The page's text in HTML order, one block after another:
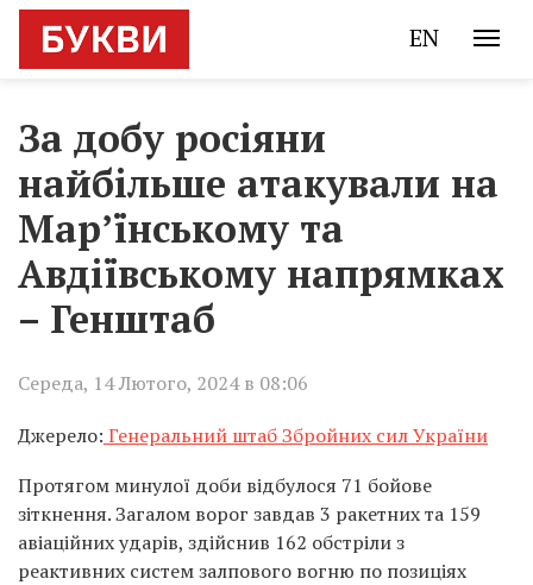
EN
За добу росіяни
найбільше атакували на
Мар’їнському та
Авдіївському напрямках
– Генштаб
Середа, 14 Лютого, 2024 в 08:06
Джерело: Генеральний штаб Збройних сил України
Протягом минулої доби відбулося 71 бойове
зіткнення. Загалом ворог завдав 3 ракетних та 159
авіаційних ударів, здійснив 162 обстріли з
реактивних систем залпового вогню по позиціях